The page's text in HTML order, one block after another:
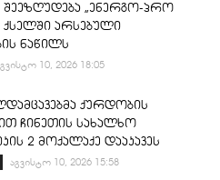
შეეზღუდება „ენერგო-პრო
ქსელში არსებული
ნაწილს
10, 2026 18:05
ქურდობის
ჩინეთის სახალხო
2 მოქალაქე დააკავეს
აგვისტო 10, 2026 15:58